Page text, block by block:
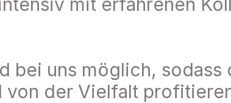
bei uns möglich,
von der Vielfalt